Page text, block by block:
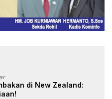
di New Zealand: